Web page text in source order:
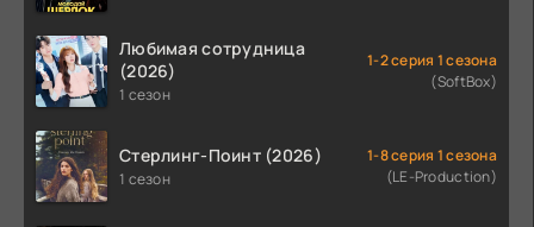
Любимая сотрудница
(2026)
1 сезон
1-2 серия 1 сезона
(SoftBox)
Стерлинг-Поинт (2026)
1 сезон
1-8 серия 1 сезона
(LE-Production)